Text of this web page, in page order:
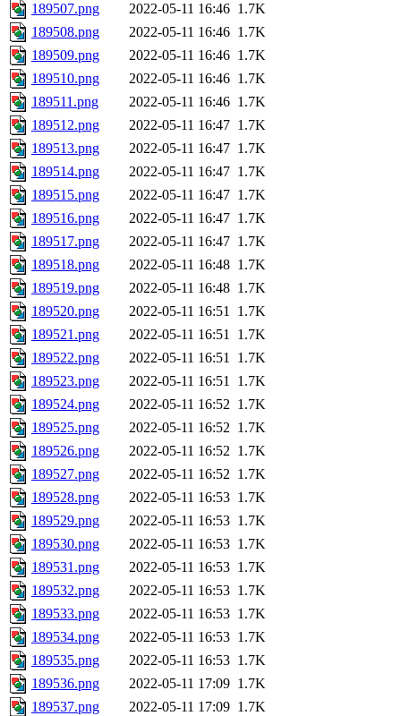
189507.png
2022-05-11 16:46 1.7K
189508.png
2022-05-11 16:46 1.7K
189509.png
2022-05-11 16:46 1.7K
189510.png
2022-05-11 16:46 1.7K
189511.png
2022-05-11 16:46 1.7K
189512.png
2022-05-11 16:47 1.7K
189513.png
2022-05-11 16:47 1.7K
189514.png
2022-05-11 16:47 1.7K
189515.png
2022-05-11 16:47 1.7K
189516.png
2022-05-11 16:47 1.7K
189517.png
2022-05-11 16:47 1.7K
189518.png
2022-05-11 16:48 1.7K
189519.png
2022-05-11 16:48 1.7K
189520.png
2022-05-11 16:51 1.7K
189521.png
2022-05-11 16:51 1.7K
189522.png
2022-05-11 16:51 1.7K
189523.png
2022-05-11 16:51 1.7K
189524.png
2022-05-11 16:52 1.7K
189525.png
2022-05-11 16:52 1.7K
189526.png
2022-05-11 16:52 1.7K
189527.png
2022-05-11 16:52 1.7K
189528.png
2022-05-11 16:53 1.7K
189529.png
2022-05-11 16:53 1.7K
189530.png
2022-05-11 16:53 1.7K
189531.png
2022-05-11 16:53 1.7K
189532.png
2022-05-11 16:53 1.7K
189533.png
2022-05-11 16:53 1.7K
189534.png
2022-05-11 16:53 1.7K
189535.png
2022-05-11 16:53 1.7K
189536.png
2022-05-11 17:09 1.7K
189537.png
2022-05-11 17:09 1.7K